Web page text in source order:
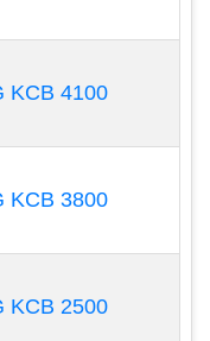
KCB 4100
KCB 3800
KCB 2500